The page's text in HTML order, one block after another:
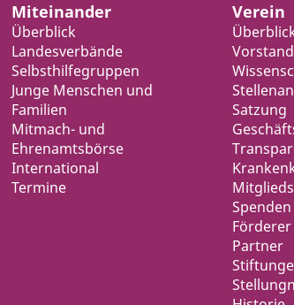
Miteinander
Überblick
Landesverbände
Selbsthilfegruppen
Junge Menschen und
Familien
Mitmach- und
Ehrenamtsbörse
International
Termine
Verein
Satzung
Spenden
Förderer
Partner